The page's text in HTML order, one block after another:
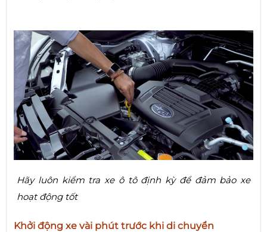
Hãy luôn kiểm tra xe ô tô định kỳ để đảm bảo xe
hoạt động tốt
Khởi động xe vài phút trước khi di chuyển